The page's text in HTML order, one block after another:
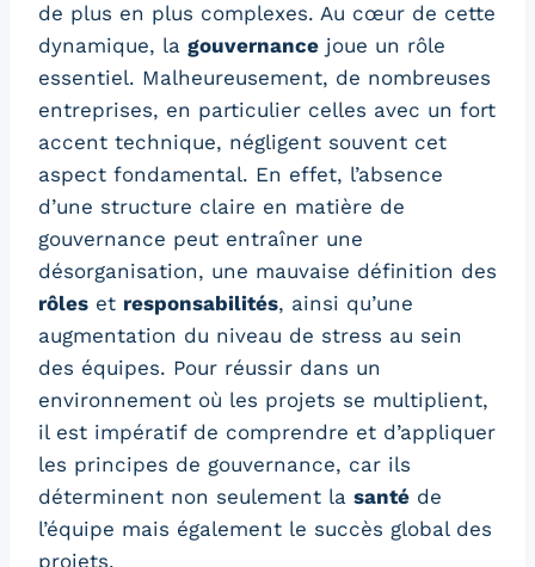
de plus en plus complexes. Au cœur de cette
dynamique, la gouvernance joue un rôle
essentiel. Malheureusement, de nombreuses
entreprises, en particulier celles avec un fort
accent technique, négligent souvent cet
aspect fondamental. En effet, l’absence
d’une structure claire en matière de
gouvernance peut entraîner une
désorganisation, une mauvaise définition des
rôles et responsabilités, ainsi qu’une
augmentation du niveau de stress au sein
des équipes. Pour réussir dans un
environnement où les projets se multiplient,
il est impératif de comprendre et d’appliquer
les principes de gouvernance, car ils
déterminent non seulement la santé de
l’équipe mais également le succès global des
projets.